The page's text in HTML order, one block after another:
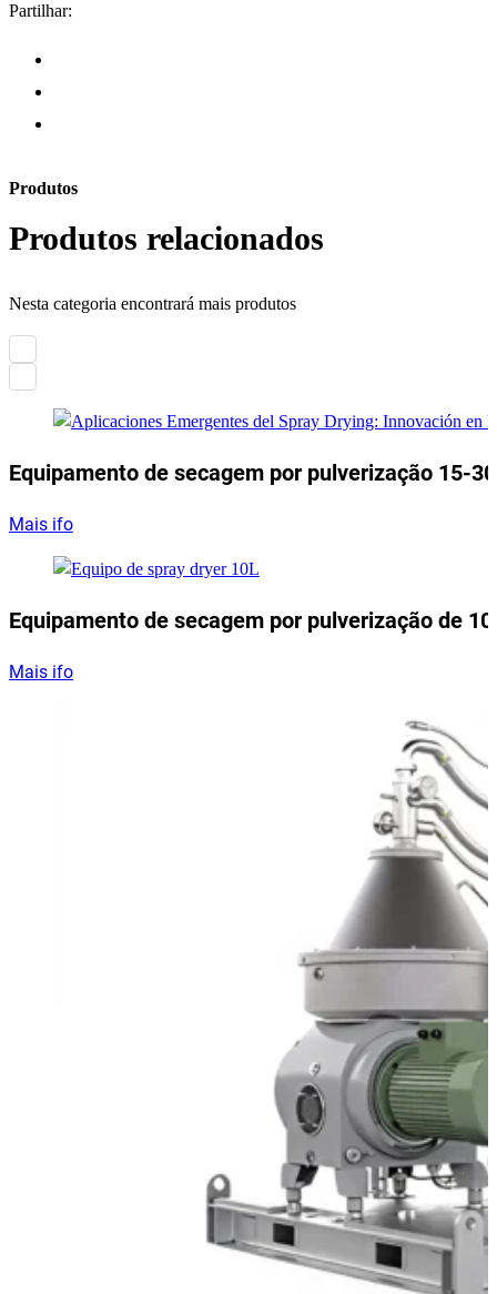
Partilhar:
Produtos
Produtos relacionados
Nesta categoria encontrará mais produtos
Equipamento de secagem por pulverização 15-
Mais ifo
Equipamento de secagem por pulverização de
Mais ifo